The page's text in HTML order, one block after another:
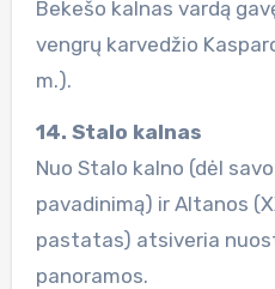
Bekešo kalnas vardą
vengrų karvedžio
m.).
14. Stalo kalnas
Nuo Stalo kalno (dėl
pavadinimą) ir Altanos
pastatas) atsiveria
panoramos.